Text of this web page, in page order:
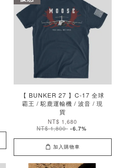
【 BUNKER 27 】C-17 全球
霸王 / 駝鹿運輸機 / 波音 / 現
貨
NT$ 1,680
NT$ 1,800 -6.7%
加入購物車